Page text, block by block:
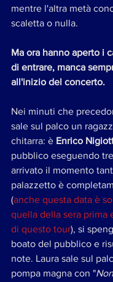
mentre l'altra metà
scaletta o nulla.
Ma ora hanno aperto i
di entrare, manca
all'inizio del concerto.
Nei minuti che
sale sul palco un
chitarra: è Enrico
pubblico eseguendo
arrivato il momento
palazzetto è
(anche questa data è
quella della sera prima
di questo tour), si
boato del pubblico e
note. Laura sale sul
pompa magna con "